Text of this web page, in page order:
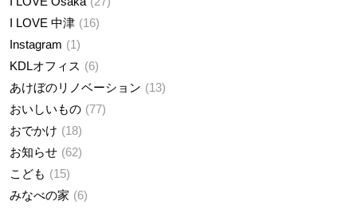
I LOVE 中津
16
Instagram
1
KDLオフィス
6
あけぼのリノベーション
13
おいしいもの 77
おでかけ
18
お知らせ
62
こども
15
みなべの家
6